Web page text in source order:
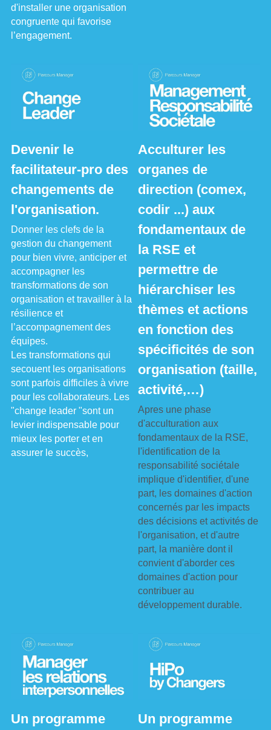
d'installer une organisation
congruente qui favorise
l’engagement.
Devenir le
facilitateur-pro des
changements de
l'organisation.
Donner les clefs de la
gestion du changement
pour bien vivre, anticiper et
accompagner les
transformations de son
organisation et travailler à la
résilience et
l’accompagnement des
équipes.
Les transformations qui
secouent les organisations
sont parfois difficiles à vivre
pour les collaborateurs. Les
"change leader "sont un
levier indispensable pour
mieux les porter et en
assurer le succès,
Acculturer les
organes de
direction (comex,
codir ...) aux
fondamentaux de
la RSE et
permettre de
hiérarchiser les
thèmes et actions
en fonction des
spécificités de son
organisation (taille,
activité,…)
Apres une phase
d'acculturation aux
fondamentaux de la RSE,
l'identification de la
responsabilité sociétale
implique d'identifier, d'une
part, les domaines d'action
concernés par les impacts
des décisions et activités de
l'organisation, et d'autre
part, la manière dont il
convient d'aborder ces
domaines d'action pour
contribuer au
développement durable.
Un programme
Un programme